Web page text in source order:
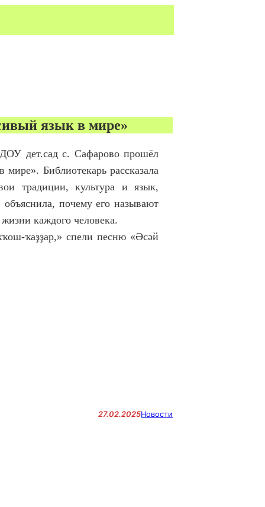
язык в мире»
дет.сад с. Сафарово прошёл
Библиотекарь рассказала
традиции, культура и язык,
почему его называют
каждого человека.
ҡаҙҙар,» спели песню «Әсәй
27.02.2025Новости